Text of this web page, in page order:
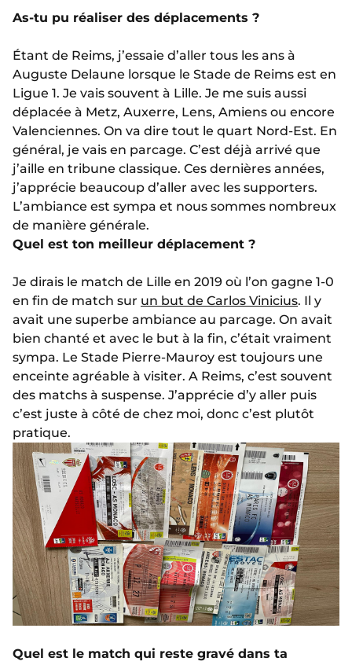
As-tu pu réaliser des déplacements ?
Étant de Reims, j’essaie d’aller tous les ans à
Auguste Delaune lorsque le Stade de Reims est en
Ligue 1. Je vais souvent à Lille. Je me suis aussi
déplacée à Metz, Auxerre, Lens, Amiens ou encore
Valenciennes. On va dire tout le quart Nord-Est. En
général, je vais en parcage. C’est déjà arrivé que
j’aille en tribune classique. Ces dernières années,
j’apprécie beaucoup d’aller avec les supporters.
L’ambiance est sympa et nous sommes nombreux
de manière générale.
Quel est ton meilleur déplacement ?
Je dirais le match de Lille en 2019 où l’on gagne 1-0
en fin de match sur un but de Carlos Vinicius. Il y
avait une superbe ambiance au parcage. On avait
bien chanté et avec le but à la fin, c’était vraiment
sympa. Le Stade Pierre-Mauroy est toujours une
enceinte agréable à visiter. A Reims, c’est souvent
des matchs à suspense. J’apprécie d’y aller puis
c’est juste à côté de chez moi, donc c’est plutôt
pratique.
Quel est le match qui reste gravé dans ta